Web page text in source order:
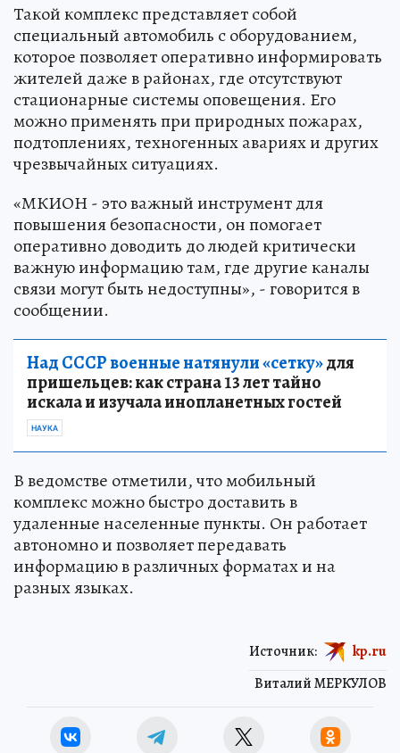
Такой комплекс представляет собой
специальный автомобиль с оборудованием,
которое позволяет оперативно информировать
жителей даже в районах, где отсутствуют
стационарные системы оповещения. Его
можно применять при природных пожарах,
подтоплениях, техногенных авариях и других
чрезвычайных ситуациях.
«МКИОН - это важный инструмент для
повышения безопасности, он помогает
оперативно доводить до людей критически
важную информацию там, где другие каналы
связи могут быть недоступны», - говорится в
сообщении.
Над СССР военные натянули «сетку»для
пришельцев: как страна 13 лет тайно
искала и изучала инопланетных гостей
НАУКА
В ведомстве отметили, что мобильный
комплекс можно быстро доставить в
удаленные населенные пункты. Он работает
автономно и позволяет передавать
информацию в различных форматах и на
разных языках.
Виталий МЕРКУЛОВ
Источник: kp.ru